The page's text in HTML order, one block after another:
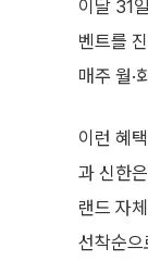
이달 31
벤트를
매주 월·
이런 혜
과 신한
랜드 자
선착순